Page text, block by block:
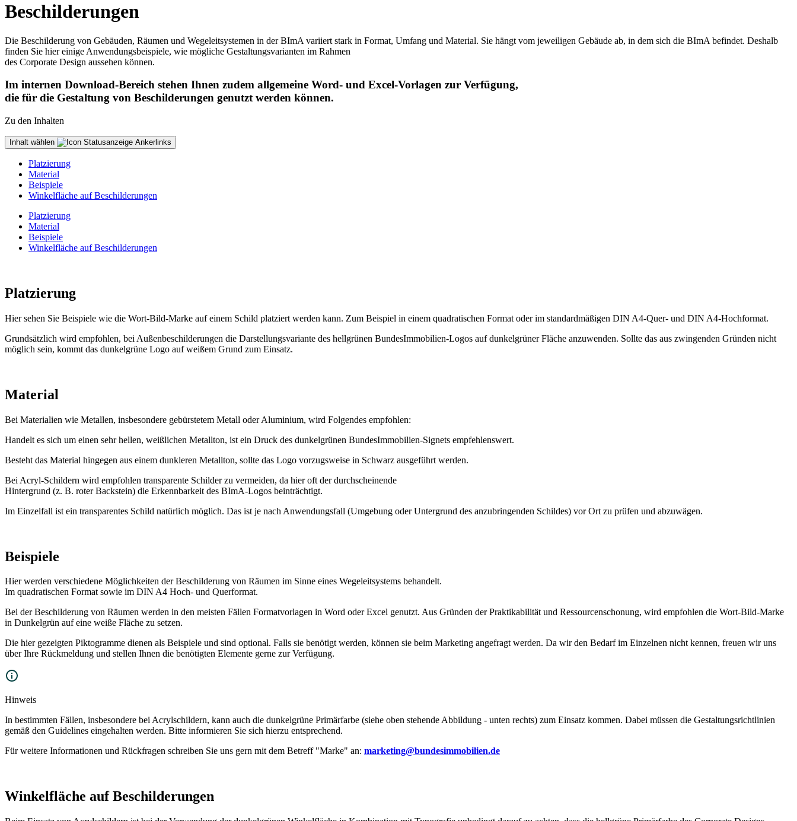
Beschilderungen
Die Beschilderung von Gebäuden, Räumen und Wegeleitsystemen in der BImA variiert stark in Format, Umfang und Material. Sie hängt vom jeweiligen Gebäude ab, in dem sich die BImA befindet. Deshalb
finden Sie hier einige Anwendungsbeispiele, wie mögliche Gestaltungsvarianten im Rahmen
des Corporate Design aussehen können.
Im internen Download-Bereich stehen Ihnen zudem allgemeine Word- und Excel-Vorlagen zur Verfügung,
die für die Gestaltung von Beschilderungen genutzt werden können.
Zu den Inhalten
Inhalt wählen
Platzierung
Material
Beispiele
Winkelfläche auf Beschilderungen
Platzierung
Material
Beispiele
Winkelfläche auf Beschilderungen
Platzierung
Hier sehen Sie Beispiele wie die Wort-Bild-Marke auf einem Schild platziert werden kann. Zum Beispiel in einem quadratischen Format oder im standardmäßigen DIN A4-Quer- und DIN A4-Hochformat.
Grundsätzlich wird empfohlen, bei Außenbeschilderungen die Darstellungsvariante des hellgrünen BundesImmobilien-Logos auf dunkelgrüner Fläche anzuwenden. Sollte das aus zwingenden Gründen nicht
möglich sein, kommt das dunkelgrüne Logo auf weißem Grund zum Einsatz.
Material
Bei Materialien wie Metallen, insbesondere gebürstetem Metall oder Aluminium, wird Folgendes empfohlen:
Handelt es sich um einen sehr hellen, weißlichen Metallton, ist ein Druck des dunkelgrünen BundesImmobilien-Signets empfehlenswert.
Besteht das Material hingegen aus einem dunkleren Metallton, sollte das Logo vorzugsweise in Schwarz ausgeführt werden.
Bei Acryl-Schildern wird empfohlen transparente Schilder zu vermeiden, da hier oft der durchscheinende
Hintergrund (z. B. roter Backstein) die Erkennbarkeit des BImA-Logos beinträchtigt.
Im Einzelfall ist ein transparentes Schild natürlich möglich. Das ist je nach Anwendungsfall (Umgebung oder Untergrund des anzubringenden Schildes) vor Ort zu prüfen und abzuwägen.
Beispiele
Hier werden verschiedene Möglichkeiten der Beschilderung von Räumen im Sinne eines Wegeleitsystems behandelt.
Im quadratischen Format sowie im DIN A4 Hoch- und Querformat.
Bei der Beschilderung von Räumen werden in den meisten Fällen Formatvorlagen in Word oder Excel genutzt. Aus Gründen der Praktikabilität und Ressourcenschonung, wird empfohlen die Wort-Bild-Marke
in Dunkelgrün auf eine weiße Fläche zu setzen.
Die hier gezeigten Piktogramme dienen als Beispiele und sind optional. Falls sie benötigt werden, können sie beim Marketing angefragt werden. Da wir den Bedarf im Einzelnen nicht kennen, freuen wir uns
über Ihre Rückmeldung und stellen Ihnen die benötigten Elemente gerne zur Verfügung.
Hinweis
In bestimmten Fällen, insbesondere bei Acrylschildern, kann auch die dunkelgrüne Primärfarbe (siehe oben stehende Abbildung - unten rechts) zum Einsatz kommen. Dabei müssen die Gestaltungsrichtlinien
gemäß den Guidelines eingehalten werden. Bitte informieren Sie sich hierzu entsprechend.
Für weitere Informationen und Rückfragen schreiben Sie uns gern mit dem Betreff "Marke" an: marketing@bundesimmobilien.de
Winkelfläche auf Beschilderungen